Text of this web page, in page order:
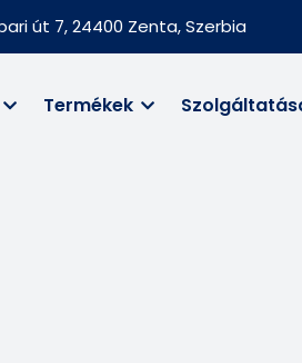
út 7, 24400 Zenta, Szerbia
Termékek